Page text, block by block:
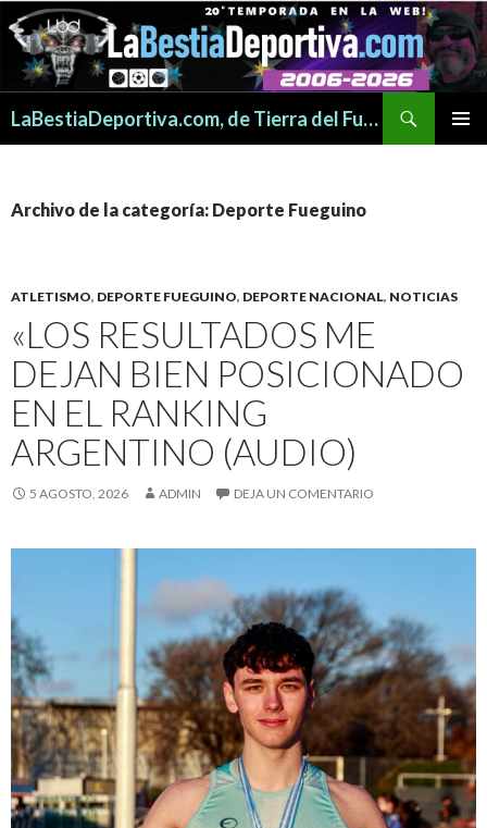
LaBestiaDeportiva.com, de Tierra del Fuego para todo el mundo
Archivo de la categoría: Deporte Fueguino
ATLETISMO, DEPORTE FUEGUINO, DEPORTE NACIONAL, NOTICIAS
«LOS RESULTADOS ME
DEJAN BIEN POSICIONADO
EN EL RANKING
ARGENTINO (AUDIO)
5 AGOSTO, 2026 ADMIN DEJA UN COMENTARIO